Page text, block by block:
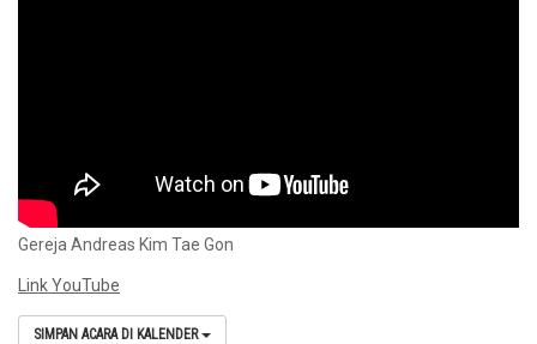
Gereja Andreas Kim Tae Gon
Link YouTube
SIMPAN ACARA DI KALENDER